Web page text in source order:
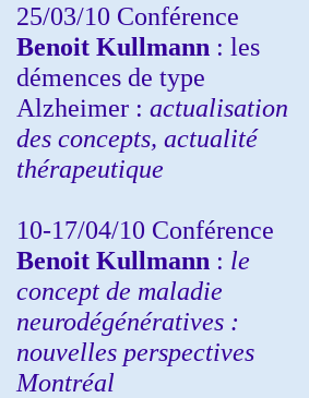
25/03/10 Conférence
Benoit Kullmann : les
démences de type
Alzheimer : actualisation
des concepts, actualité
thérapeutique
10-17/04/10 Conférence
Benoit Kullmann : le
concept de maladie
neurodégénératives :
nouvelles perspectives
Montréal